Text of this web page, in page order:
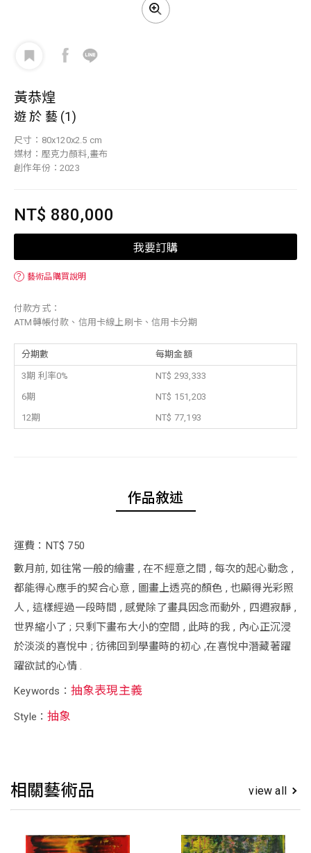
黃恭煌
遊 於 藝 (1)
尺寸：80x120x2.5 cm
媒材：壓克力顏料,畫布
創作年份：2023
NT$ 880,000
我要訂購
？ 藝術品購買說明
付款方式：
ATM轉帳付款、信用卡線上刷卡、信用卡分期
分期數 每期金額
3期 利率0%
NT$ 293,333
6期
NT$ 151,203
12期
NT$ 77,193
作品敘述
運費：NT$ 750
數月前, 如往常一般的繪畫 , 在不經意之間 , 每次的起心動念 ,
都能得心應手的契合心意 , 圖畫上透亮的顏色 , 也顯得光彩照
人 , 這樣經過一段時間 , 感覺除了畫具因念而動外 , 四週寂靜 ,
世界縮小了 ; 只剩下畫布大小的空間 , 此時的我 , 內心正沉浸
於淡淡的喜悅中 ; 彷彿回到學畫時的初心 ,在喜悅中潛藏著躍
躍欲試的心情 .
Keywords： 抽象表現主義
Style：抽象
相關藝術品 view all